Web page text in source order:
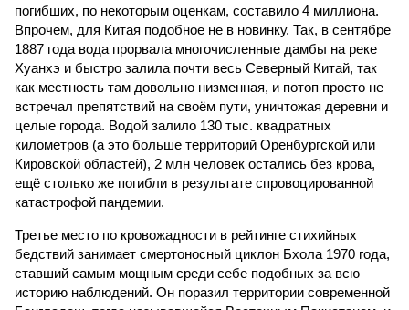
погибших, по некоторым оценкам, составило 4 миллиона.
Впрочем, для Китая подобное не в новинку. Так, в сентябре
1887 года вода прорвала многочисленные дамбы на реке
Хуанхэ и быстро залила почти весь Северный Китай, так
как местность там довольно низменная, и потоп просто не
встречал препятствий на своём пути, уничтожая деревни и
целые города. Водой залило 130 тыс. квадратных
километров (а это больше территорий Оренбургской или
Кировской областей), 2 млн человек остались без крова,
ещё столько же погибли в результате спровоцированной
катастрофой пандемии.
Третье место по кровожадности в рейтинге стихийных
бедствий занимает смертоносный циклон Бхола 1970 года,
ставший самым мощным среди себе подобных за всю
историю наблюдений. Он поразил территории современной